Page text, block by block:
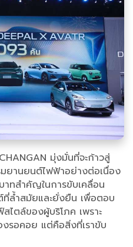
มุ่งมั่นที่จะก้าวสู่
ยานยนต์ไฟฟ้าอย่างต่อเนื่อง
าทสำคัญในการขับเคลื่อน
ล้ำสมัยและยั่งยืน เพื่อตอบ
ไตล์ของผู้บริโภค เพราะ
งรอคอย แต่คือสิ่งที่เราขับ